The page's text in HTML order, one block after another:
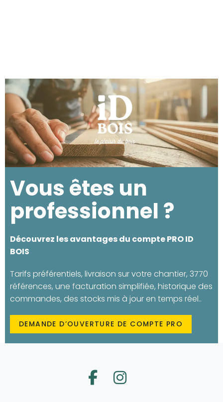
Vous êtes un
professionnel ?
Découvrez les avantages du compte PRO ID
BOIS
Tarifs préférentiels, livraison sur votre chantier, 3770
références, une facturation simplifiée, historique des
commandes, des stocks mis à jour en temps réel..
DEMANDE D’OUVERTURE DE COMPTE PRO